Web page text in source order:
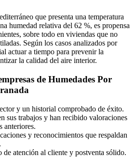
que presenta una temperatura
humedad relativa del 62 %, es propensa
sobre todo en viviendas que no
Según los casos analizados por
actuar a tiempo para prevenir la
la calidad del aire interior.
de Humedades Por
y un historial comprobado de éxito.
sus trabajos y han recibido valoraciones
anteriores.
y reconocimientos que respaldan
de atención al cliente y postventa sólido.